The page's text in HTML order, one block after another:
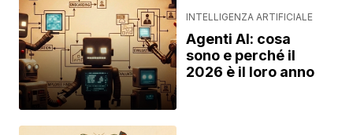
INTELLIGENZA ARTIFICIALE
Agenti AI: cosa
sono e perché il
2026 è il loro anno